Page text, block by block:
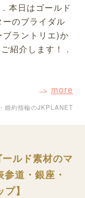
本日はゴールド
のブライダル
ラントリエ)か
紹介します！ .
more
婚約指輪のJKPLANET
ルド素材のマ
道・銀座・
】